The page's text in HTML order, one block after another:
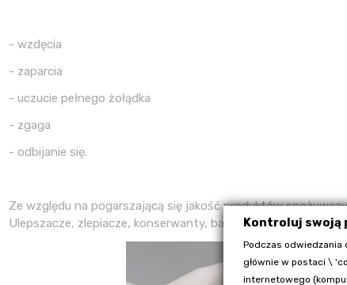
- wzdęcia
- zaparcia
- uczucie pełnego żołądka
- zgaga
- odbijanie się.
Ze względu na pogarszającą się jakość produktów
Ulepszacze, zlepiacze, konserwanty, barwników, sztuczne
Kontroluj swoją
Podczas
głównie w postaci \
internetowego